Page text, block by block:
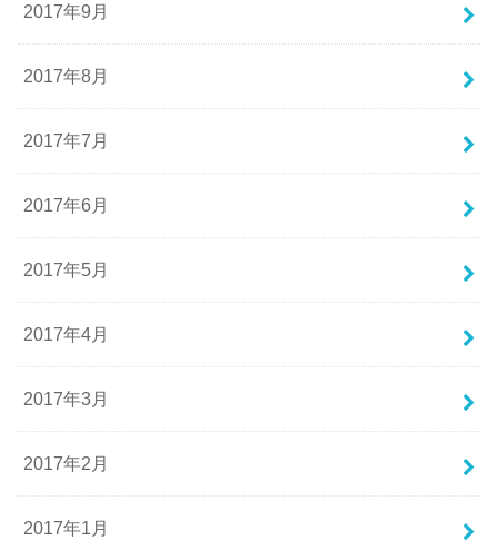
2017年9月
2017年8月
2017年7月
2017年6月
2017年5月
2017年4月
2017年3月
2017年2月
2017年1月